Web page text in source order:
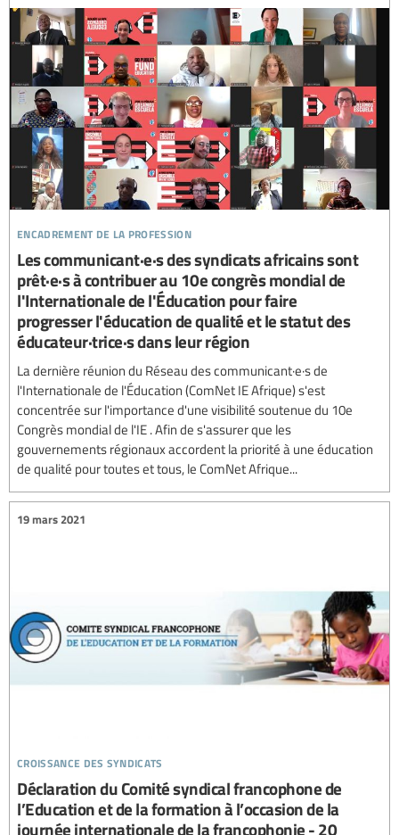
encadrement de la profession
Les communicant·e·s des syndicats africains sont
prêt·e·s à contribuer au 10e congrès mondial de
l'Internationale de l'Éducation pour faire
progresser l'éducation de qualité et le statut des
éducateur·trice·s dans leur région
La dernière réunion du Réseau des communicant·e·s de
l'Internationale de l'Éducation (ComNet IE Afrique) s'est
concentrée sur l'importance d'une visibilité soutenue du 10e
Congrès mondial de l'IE . Afin de s'assurer que les
gouvernements régionaux accordent la priorité à une éducation
de qualité pour toutes et tous, le ComNet Afrique...
croissance des syndicats
19 mars 2021
Déclaration du Comité syndical francophone de
l’Education et de la formation à l’occasion de la
journée internationale de la francophonie - 20